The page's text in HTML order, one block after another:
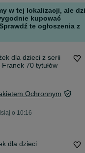
w tej lokalizacji, ale
kupować
te ogłoszenia z
dla dzieci z serii
70 tytułów
Ochronnym
o 10:16
dla dzieci